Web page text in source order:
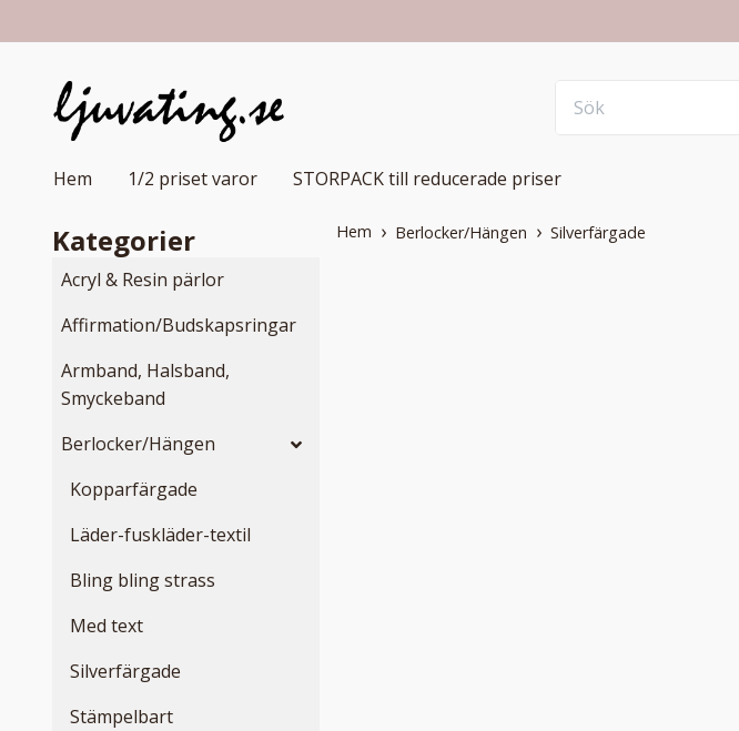
Hem 1/2 priset varor STORPACK till reducerade priser
Kategorier
Acryl & Resin pärlor
Affirmation/Budskapsringar
Armband, Halsband,
Smyckeband
Berlocker/Hängen
Kopparfärgade
Läder-fuskläder-textil
Bling bling strass
Med text
Silverfärgade
Stämpelbart
Hem Berlocker/Hängen Silverfärgade